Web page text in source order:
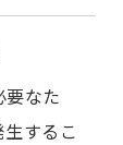
要なた
するこ